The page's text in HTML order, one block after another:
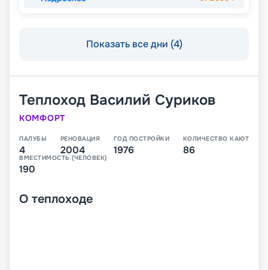
Показать все дни (4)
Теплоход Василий Суриков
КОМФОРТ
ПАЛУБЫ
4
РЕНОВАЦИЯ
2004
ГОД ПОСТРОЙКИ
1976
КОЛИЧЕСТВО КАЮТ
86
ВМЕСТИМОСТЬ (ЧЕЛОВЕК)
190
О теплоходе